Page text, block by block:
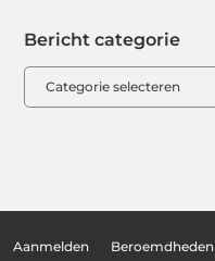
Bericht categorie
Aanmelden Beroemdheden